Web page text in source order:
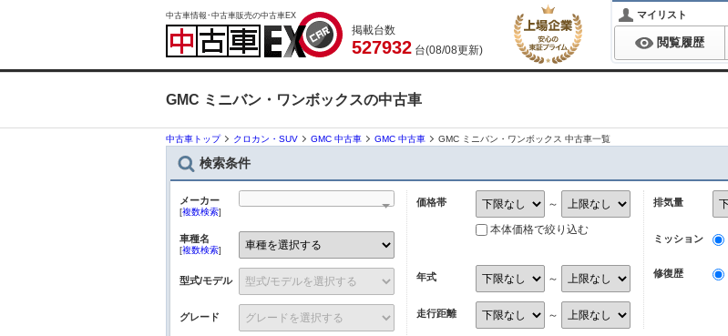
中古車情報･中古車販売の中古車EX
掲載台数
527932 台(08/08更新)
マイリスト
閲覧履歴
GMC ミニバン・ワンボックスの中古車
中古車トップ クロカン・SUV GMC 中古車 GMC 中古車 GMC ミニバン・ワンボックス 中古車一覧
検索条件
メーカー
[複数検索]
車種名
[複数検索]
型式/モデル
グレード
価格帯 ～
本体価格で絞り込む
年式 ～
走行距離 ～
排気量
ミッション
修復歴